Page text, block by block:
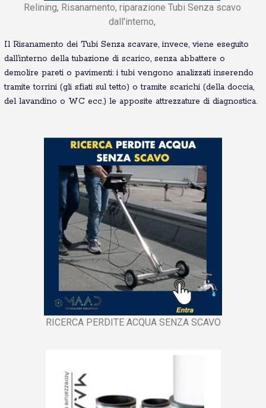
Relining, Risanamento, riparazione Tubi Senza scavo
dall'interno,
Il Risanamento dei Tubi Senza scavare, invece, viene eseguito
dall’interno della tubazione di scarico, senza abbattere o
demolire pareti o pavimenti: i tubi vengono analizzati inserendo
tramite torrini (gli sfiati sul tetto) o tramite scarichi (della doccia,
del lavandino o WC ecc.) le apposite attrezzature di diagnostica.
RICERCA PERDITE ACQUA SENZA SCAVO